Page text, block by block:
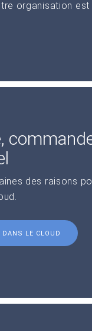
organisation
des raisons
DANS LE CLOUD